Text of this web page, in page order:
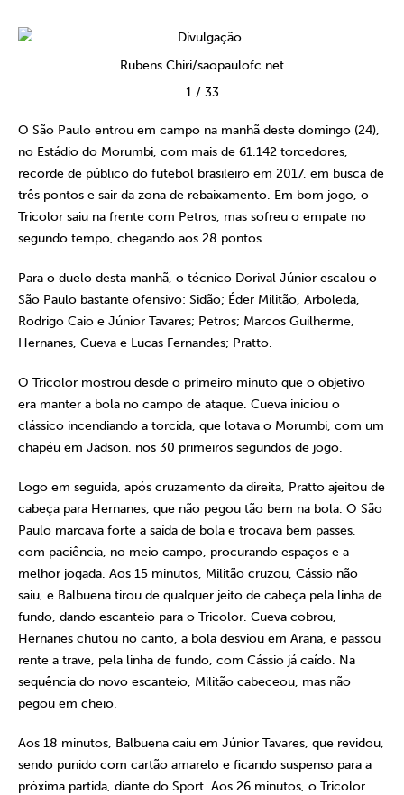
Rubens Chiri/saopaulofc.net
1/ 33
O São Paulo entrou em campo na manhã deste domingo (24),
no Estádio do Morumbi, com mais de 61.142 torcedores,
recorde de público do futebol brasileiro em 2017, em busca de
três pontos e sair da zona de rebaixamento. Em bom jogo, o
Tricolor saiu na frente com Petros, mas sofreu o empate no
segundo tempo, chegando aos 28 pontos.
Para o duelo desta manhã, o técnico Dorival Júnior escalou o
São Paulo bastante ofensivo: Sidão; Éder Militão, Arboleda,
Rodrigo Caio e Júnior Tavares; Petros; Marcos Guilherme,
Hernanes, Cueva e Lucas Fernandes; Pratto.
O Tricolor mostrou desde o primeiro minuto que o objetivo
era manter a bola no campo de ataque. Cueva iniciou o
clássico incendiando a torcida, que lotava o Morumbi, com um
chapéu em Jadson, nos 30 primeiros segundos de jogo.
Logo em seguida, após cruzamento da direita, Pratto ajeitou de
cabeça para Hernanes, que não pegou tão bem na bola. O São
Paulo marcava forte a saída de bola e trocava bem passes,
com paciência, no meio campo, procurando espaços e a
melhor jogada. Aos 15 minutos, Militão cruzou, Cássio não
saiu, e Balbuena tirou de qualquer jeito de cabeça pela linha de
fundo, dando escanteio para o Tricolor. Cueva cobrou,
Hernanes chutou no canto, a bola desviou em Arana, e passou
rente a trave, pela linha de fundo, com Cássio já caído. Na
sequência do novo escanteio, Militão cabeceou, mas não
pegou em cheio.
Aos 18 minutos, Balbuena caiu em Júnior Tavares, que revidou,
sendo punido com cartão amarelo e ficando suspenso para a
próxima partida, diante do Sport. Aos 26 minutos, o Tricolor